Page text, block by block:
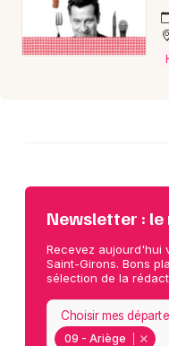
Mon email
Newsletter : le
Recevez aujourd'hui
Saint-Girons. Bons
sélection de la
09 - Ariège
Choisir mes